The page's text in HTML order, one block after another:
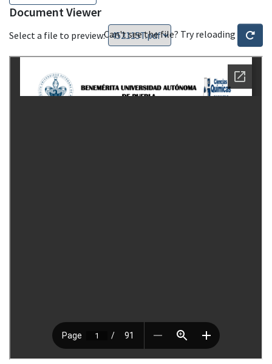
Document Viewer
Select a file to preview:Can't see the file? Try reloading